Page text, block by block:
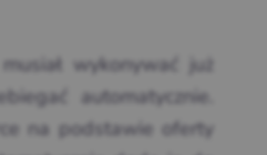
wykonywać już
automatycznie.
na podstawie oferty